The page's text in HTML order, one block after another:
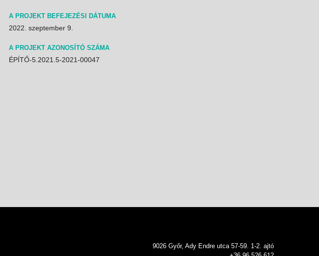
A PROJEKT BEFEJEZÉSI DÁTUMA
2022. szeptember 9.
A PROJEKT AZONOSÍTÓ SZÁMA
ÉPÍTŐ-5.2021.5-2021-00047
9026 Győr, Ady Endre utca 57-59. 1-2. ajtó